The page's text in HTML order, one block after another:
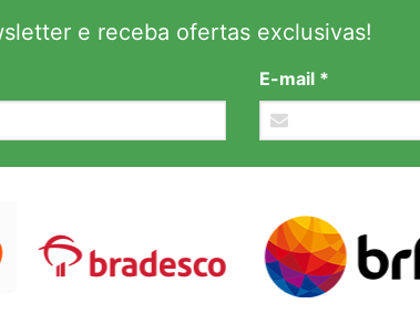
e receba ofertas exclusivas!
E-mail *